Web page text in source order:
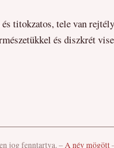
titokzatos, tele van
és diszkrét
jog fenntartva.–A név mögött